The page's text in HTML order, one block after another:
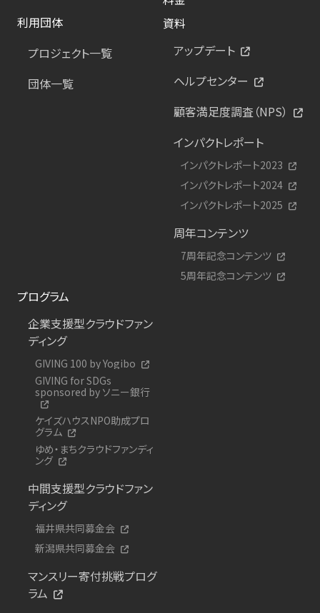
利用団体
プロジェクト一覧
団体一覧
資料
アップデート
ヘルプセンター
顧客満足度調査（NPS）
インパクトレポート
インパクトレポート2023
インパクトレポート2024
インパクトレポート2025
周年コンテンツ
7周年記念コンテンツ
5周年記念コンテンツ
プログラム
企業支援型クラウドファン
ディング
GIVING 100 by Yogibo
GIVING for SDGs
sponsored by ソニー銀行
ケイズハウスNPO助成プロ
グラム
ゆめ・まちクラウドファンディ
ング
中間支援型クラウドファン
ディング
福井県共同募金会
新潟県共同募金会
マンスリー寄付挑戦プログ
ラム